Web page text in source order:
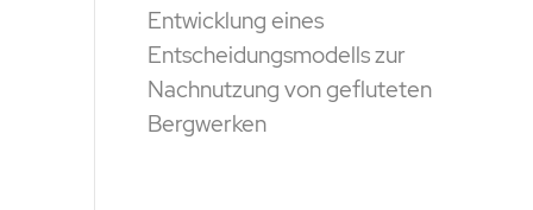
Entwicklung eines
Entscheidungsmodells zur
Nachnutzung von gefluteten
Bergwerken